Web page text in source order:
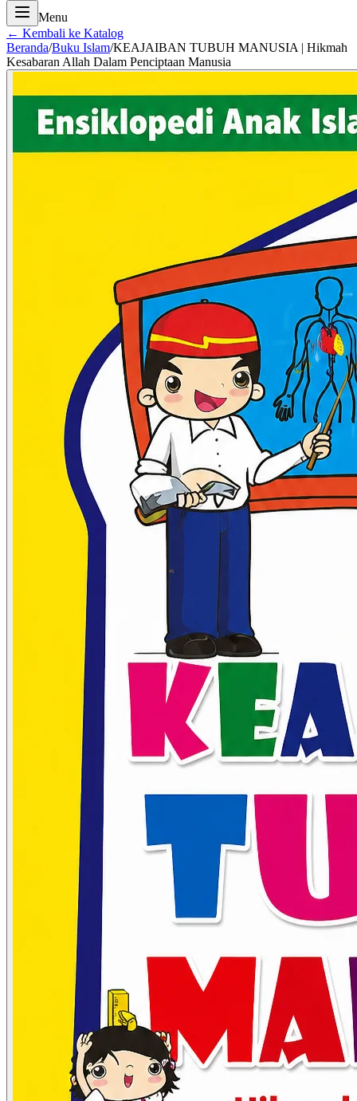
Menu
← Kembali ke Katalog
Beranda/Buku Islam/KEAJAIBAN TUBUH MANUSIA | Hikmah
Kesabaran Allah Dalam Penciptaan Manusia